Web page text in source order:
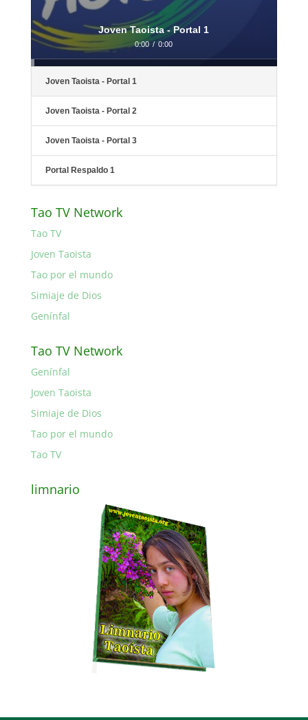
Joven Taoista - Portal 1
0:00 / 0:00
Joven Taoista - Portal 1
Joven Taoista - Portal 2
Joven Taoista - Portal 3
Portal Respaldo 1
Tao TV Network
Tao TV
Joven Taoista
Tao por el mundo
Simiaje de Dios
Genínfal
Tao TV Network
Genínfal
Joven Taoista
Simiaje de Dios
Tao por el mundo
Tao TV
limnario